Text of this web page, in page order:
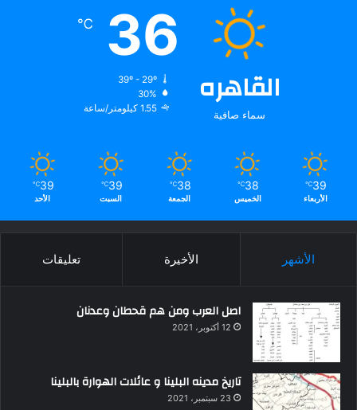
القاهره
سماء صافية
36
℃
39º - 29º
30%
1.55 كيلومتر/ساعة
39
℃
الأربعاء
38
℃
الخميس
38
℃
الجمعة
39
℃
السبت
39
℃
الأحد
الأشهر الأخيرة تعليقات
اصل العرب ومن هم قحطان وعدنان
12 أكتوبر، 2021
تاريخ مدينه البلينا و عائلات الهوارة بالبلينا
23 سبتمبر، 2021